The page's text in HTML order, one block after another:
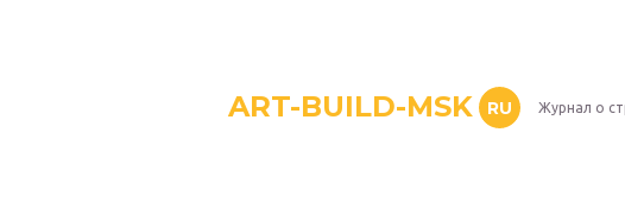
ART-BUILD-MSK RU Журнал о